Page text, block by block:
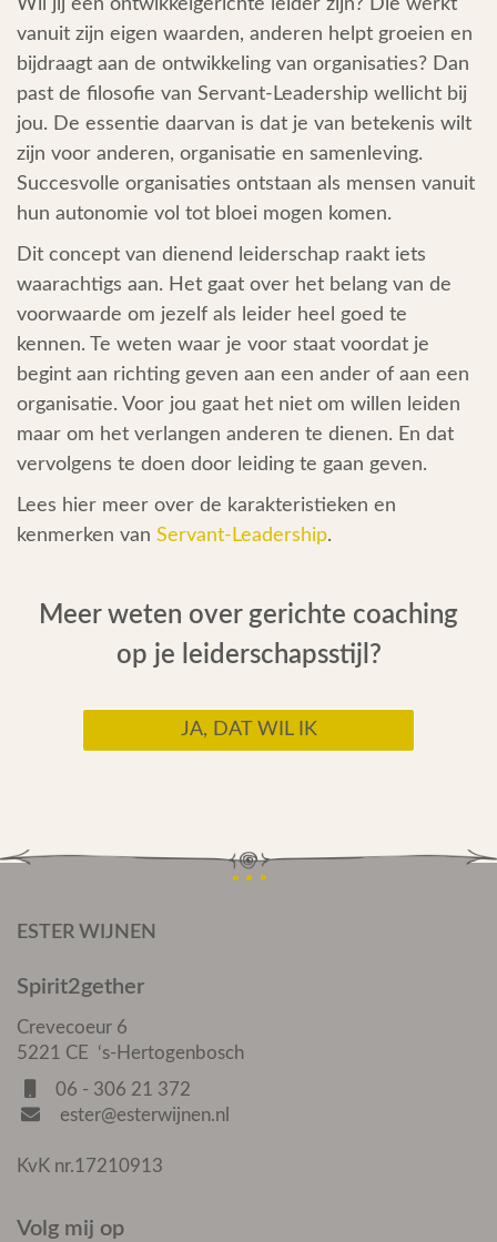
Testimonials
Over Mij
Blog
Inspiratie
Wil jij een ontwikkelgerichte leider zijn? Die werkt
vanuit zijn eigen waarden, anderen helpt groeien en
bijdraagt aan de ontwikkeling van organisaties? Dan
past de filosofie van Servant-Leadership wellicht bij
jou. De essentie daarvan is dat je van betekenis wilt
zijn voor anderen, organisatie en samenleving.
Succesvolle organisaties ontstaan als mensen vanuit
hun autonomie vol tot bloei mogen komen.
Dit concept van dienend leiderschap raakt iets
waarachtigs aan. Het gaat over het belang van de
voorwaarde om jezelf als leider heel goed te
kennen. Te weten waar je voor staat voordat je
begint aan richting geven aan een ander of aan een
organisatie. Voor jou gaat het niet om willen leiden
maar om het verlangen anderen te dienen. En dat
vervolgens te doen door leiding te gaan geven.
Lees hier meer over de karakteristieken en
kenmerken van Servant-Leadership.
Meer weten over gerichte coaching
op je leiderschapsstijl?
JA, DAT WIL IK
ESTER WIJNEN
Spirit2gether
Crevecoeur 6
5221 CE ‘s-Hertogenbosch
06 - 306 21 372
ester@esterwijnen.nl
KvK nr.17210913
Volg mij op